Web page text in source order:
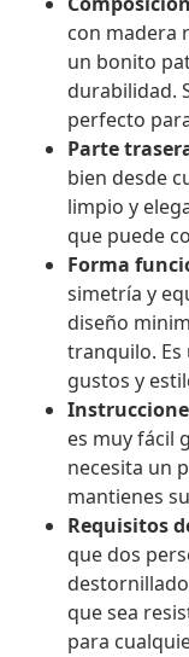
con madera
un bonito
durabilidad.
perfecto
Parte
bien desde
limpio y
que puede
Forma
simetría y
diseño
tranquilo.
gustos y
es muy fácil
necesita un
mantienes
Requisitos
que dos
que sea
para